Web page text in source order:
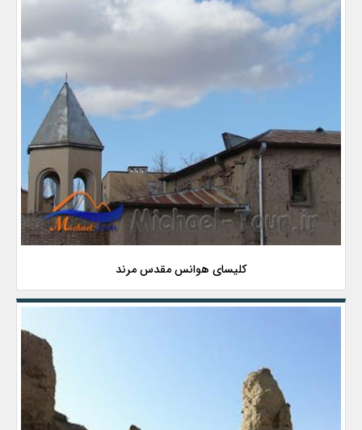
کلیسای هوانس مقدس مرند